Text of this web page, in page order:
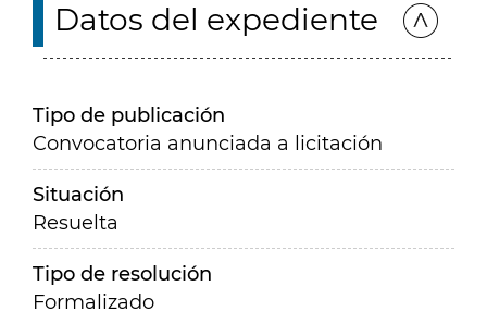
Datos del expediente
Tipo de publicación
Convocatoria anunciada a licitación
Situación
Resuelta
Tipo de resolución
Formalizado